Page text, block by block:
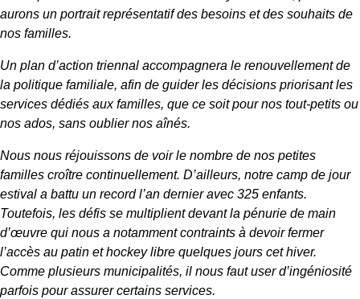
aurons un portrait représentatif des besoins et des souhaits de
nos familles.
Un plan d’action triennal accompagnera le renouvellement de
la politique familiale, afin de guider les décisions priorisant les
services dédiés aux familles, que ce soit pour nos tout-petits ou
nos ados, sans oublier nos aînés.
Nous nous réjouissons de voir le nombre de nos petites
familles croître continuellement. D’ailleurs, notre camp de jour
estival a battu un record l’an dernier avec 325 enfants.
Toutefois, les défis se multiplient devant la pénurie de main
d’œuvre qui nous a notamment contraints à devoir fermer
l’accès au patin et hockey libre quelques jours cet hiver.
Comme plusieurs municipalités, il nous faut user d’ingéniosité
parfois pour assurer certains services.